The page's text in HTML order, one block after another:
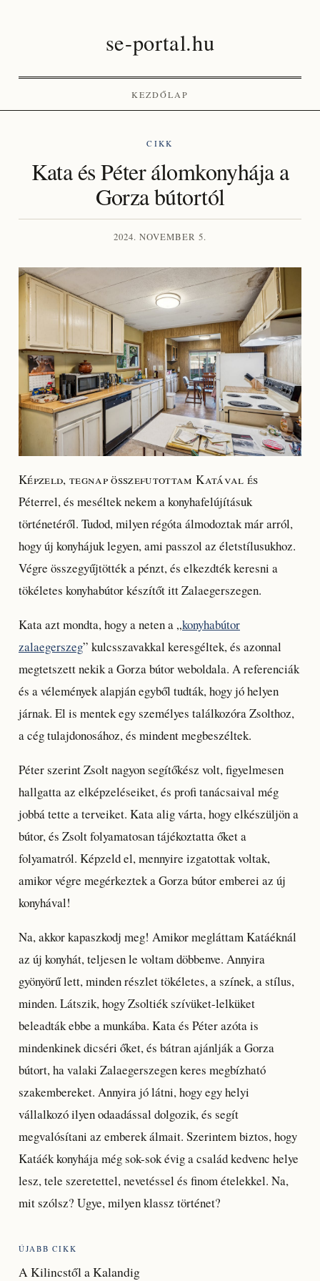
se-portal.hu
KEZDŐLAP
CIKK
Kata és Péter álomkonyhája a
Gorza bútortól
2024. NOVEMBER 5.
Képzeld, tegnap összefutottam Katával és
Péterrel, és meséltek nekem a konyhafelújításuk
történetéről. Tudod, milyen régóta álmodoztak már arról,
hogy új konyhájuk legyen, ami passzol az életstílusukhoz.
Végre összegyűjtötték a pénzt, és elkezdték keresni a
tökéletes konyhabútor készítőt itt Zalaegerszegen.
Kata azt mondta, hogy a neten a „konyhabútor
zalaegerszeg” kulcsszavakkal keresgéltek, és azonnal
megtetszett nekik a Gorza bútor weboldala. A referenciák
és a vélemények alapján egyből tudták, hogy jó helyen
járnak. El is mentek egy személyes találkozóra Zsolthoz,
a cég tulajdonosához, és mindent megbeszéltek.
Péter szerint Zsolt nagyon segítőkész volt, figyelmesen
hallgatta az elképzeléseiket, és profi tanácsaival még
jobbá tette a terveiket. Kata alig várta, hogy elkészüljön a
bútor, és Zsolt folyamatosan tájékoztatta őket a
folyamatról. Képzeld el, mennyire izgatottak voltak,
amikor végre megérkeztek a Gorza bútor emberei az új
konyhával!
Na, akkor kapaszkodj meg! Amikor megláttam Katáéknál
az új konyhát, teljesen le voltam döbbenve. Annyira
gyönyörű lett, minden részlet tökéletes, a színek, a stílus,
minden. Látszik, hogy Zsoltiék szívüket-lelküket
beleadták ebbe a munkába. Kata és Péter azóta is
mindenkinek dicséri őket, és bátran ajánlják a Gorza
bútort, ha valaki Zalaegerszegen keres megbízható
szakembereket. Annyira jó látni, hogy egy helyi
vállalkozó ilyen odaadással dolgozik, és segít
megvalósítani az emberek álmait. Szerintem biztos, hogy
Katáék konyhája még sok-sok évig a család kedvenc helye
lesz, tele szeretettel, nevetéssel és finom ételekkel. Na,
mit szólsz? Ugye, milyen klassz történet?
ÚJABB CIKK
A Kilincstől a Kalandig